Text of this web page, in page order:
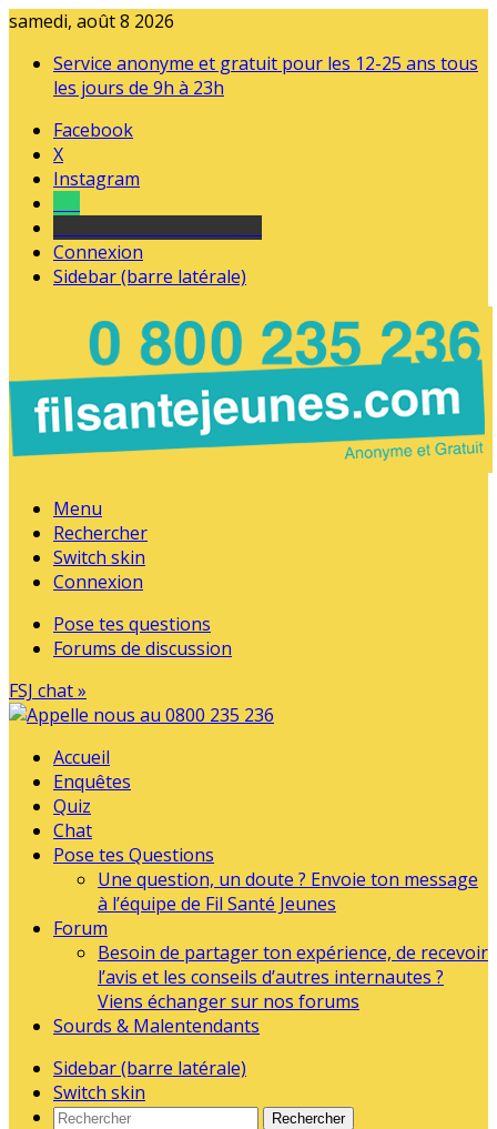
samedi, août 8 2026
Service anonyme et gratuit pour les 12-25 ans tous
les jours de 9h à 23h
Facebook
X
Instagram
Connexion
Sidebar (barre latérale)
Menu
Rechercher
Switch skin
Connexion
Pose tes questions
Forums de discussion
FSJ chat »
Accueil
Enquêtes
Quiz
Chat
Pose tes Questions
Une question, un doute ? Envoie ton message
à l’équipe de Fil Santé Jeunes
Forum
Besoin de partager ton expérience, de recevoir
l’avis et les conseils d’autres internautes ?
Viens échanger sur nos forums
Sourds & Malentendants
Sidebar (barre latérale)
Switch skin
Rechercher